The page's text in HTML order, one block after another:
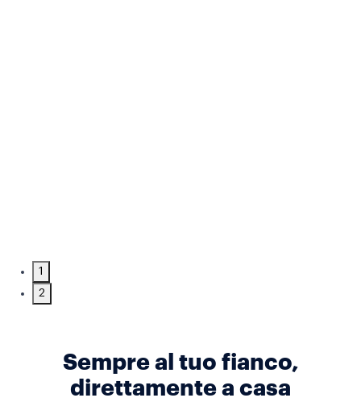
1
2
Sempre al tuo fianco,
direttamente a casa